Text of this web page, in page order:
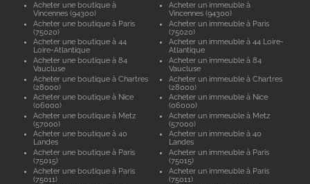
Acheter une boutique à
Vincennes (94300)
Acheter une boutique à Paris
(75020)
Acheter une boutique à 44
Loire-Atlantique
Acheter une boutique à 84
Vaucluse
Acheter une boutique à Chartres
(28000)
Acheter une boutique à Nice
(06000)
Acheter une boutique à Metz
(57000)
Acheter une boutique à 40
Landes
Acheter une boutique à Paris
(75015)
Acheter une boutique à Paris
(75011)
Acheter un immeuble à
Vincennes (94300)
Acheter un immeuble à Paris
(75020)
Acheter un immeuble à 44 Loire-
Atlantique
Acheter un immeuble à 84
Vaucluse
Acheter un immeuble à Chartres
(28000)
Acheter un immeuble à Nice
(06000)
Acheter un immeuble à Metz
(57000)
Acheter un immeuble à 40
Landes
Acheter un immeuble à Paris
(75015)
Acheter un immeuble à Paris
(75011)